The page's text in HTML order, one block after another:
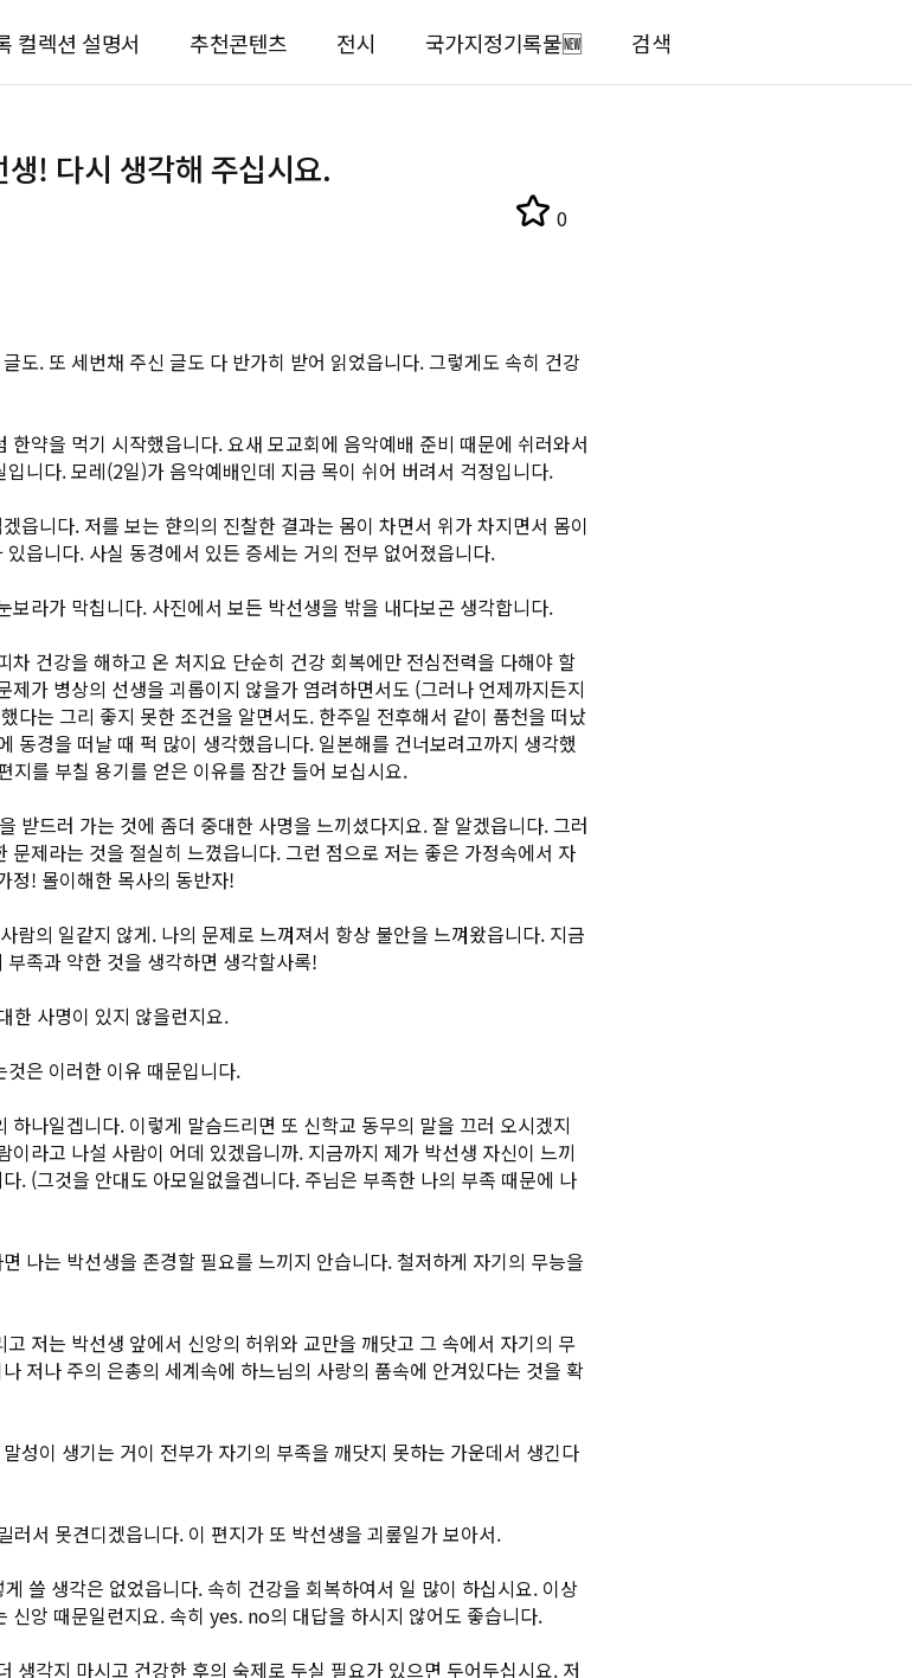
컬렉션 설명서 추천콘텐츠 전시 국가지정기록물🆕 검색
! 다시 생각해 주십시요.
0
도. 또 세번채 주신 글도 다 반가히 받어 읽었읍니다. 그렇게도 속히 건강
약을 먹기 시작했읍니다. 요새 모교회에 음악예배 준비 때문에 쉬러와서
니다. 모레(2일)가 음악예배인데 지금 목이 쉬어 버려서 걱정입니다.
읍니다. 저를 보는 햔의의 진찰한 결과는 몸이 차면서 위가 차지면서 몸이
읍니다. 사실 동경에서 있든 증세는 거의 전부 없어졌읍니다.
보라가 막칩니다. 사진에서 보든 박선생을 밖을 내다보곤 생각합니다.
건강을 해하고 온 처지요 단순히 건강 회복에만 전심전력을 다해야 할
가 병상의 선생을 괴롭이지 않을가 염려하면서도 (그러나 언제까지든지
다는 그리 좋지 못한 조건을 알면서도. 한주일 전후해서 같이 품천을 떠났
동경을 떠날 때 퍽 많이 생각했읍니다. 일본해를 건너보려고까지 생각했
지를 부칠 용기를 얻은 이유를 잠간 들어 보십시요.
받드러 가는 것에 좀더 중대한 사명을 느끼셨다지요. 잘 알겠읍니다. 그러
문제라는 것을 절실히 느꼈읍니다. 그런 점으로 저는 좋은 가정속에서 자
정! 몰이해한 목사의 동반자!
람의 일같지 않게. 나의 문제로 느껴져서 항상 불안을 느껴왔읍니다. 지금
족과 약한 것을 생각하면 생각할사록!
한 사명이 있지 않을런지요.
은 이러한 이유 때문입니다.
나일겝니다. 이렇게 말슴드리면 또 신학교 동무의 말을 끄러 오시겠지
라고 나설 사람이 어데 있겠읍니까. 지금까지 제가 박선생 자신이 느끼
. (그것을 안대도 아모일없을겝니다. 주님은 부족한 나의 부족 때문에 나
나는 박선생을 존경할 필요를 느끼지 안습니다. 철저하게 자기의 무능을
저는 박선생 앞에서 신앙의 허위와 교만을 깨닷고 그 속에서 자기의 무
저나 주의 은총의 세계속에 하느님의 사랑의 품속에 안겨있다는 것을 확
성이 생기는 거이 전부가 자기의 부족을 깨닷지 못하는 가운데서 생긴다
러서 못견디겠읍니다. 이 편지가 또 박선생을 괴롶일가 보아서.
쓸 생각은 없었읍니다. 속히 건강을 회복하여서 일 많이 하십시요. 이상
신앙 때문일런지요. 속히 yes. no의 대답을 하시지 않어도 좋습니다.
생각지 마시고 건강한 후의 숙제로 두실 필요가 있으면 두어두십시요. 저